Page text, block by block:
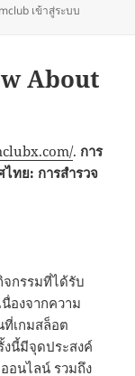
เข้าสู่ระบบ
About
. การ
ทย: การสำรวจ
กรรมที่ได้รับ
องจากความ
ที่เกมสล็อต
งนี้มีจุดประสงค์
อนไลน์ รวมถึง